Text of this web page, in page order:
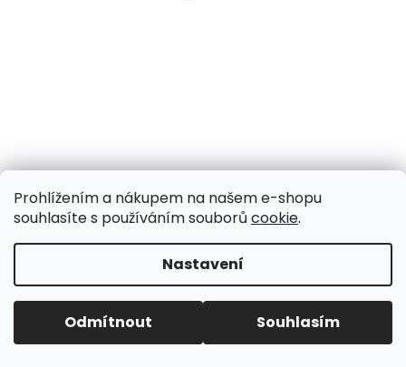
Prohlížením a nákupem na našem e-shopu
souhlasíte s používáním souborů cookie.
Nastavení
Odmítnout Souhlasím
narozeninový dort
perník
dýňové koření
jablečný koláč
Energetická hodnota